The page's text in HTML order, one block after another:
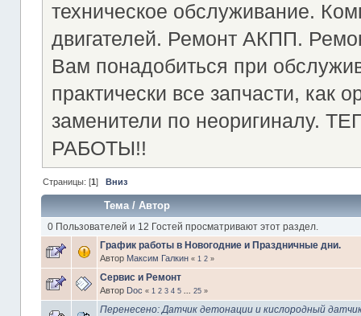
техническое обслуживание.
двигателей. Ремонт АКПП.
Вам понадобиться при
практически все запчасти, как
заменители по
РАБОТЫ!!
Страницы: [1] Вниз
Тема/ Автор
0 Пользователей и 12 Гостей просматривают этот раздел.
График работы в Новогодние и Праздничные дни.
Автор Максим Галкин « 1 2»
Сервис и Ремонт
Автор Doc « 1 2 3 4 5 25»
Перенесено: Датчик детонации и кислородный